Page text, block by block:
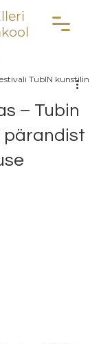
– Tubin
pärandist
TubIN